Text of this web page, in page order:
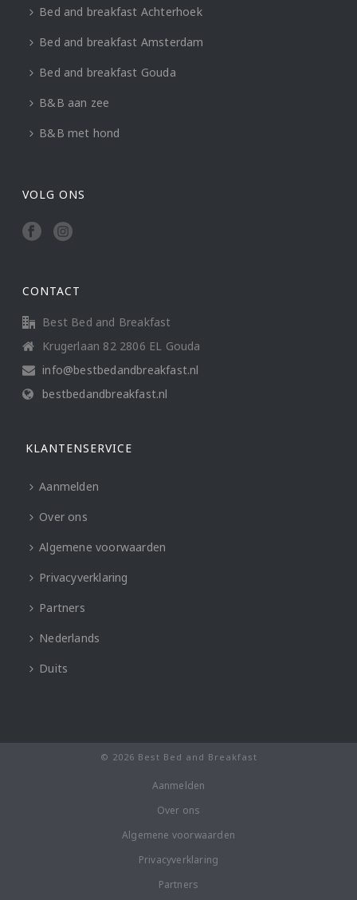
Bed and breakfast Achterhoek
Bed and breakfast Amsterdam
Bed and breakfast Gouda
B&B aan zee
B&B met hond
VOLG ONS
CONTACT
Best Bed and Breakfast
Krugerlaan 82 2806 EL Gouda
info@bestbedandbreakfast.nl
bestbedandbreakfast.nl
KLANTENSERVICE
Aanmelden
Over ons
Algemene voorwaarden
Privacyverklaring
Partners
Nederlands
Duits
© 2026 Best Bed and Breakfast
Aanmelden
Over ons
Algemene voorwaarden
Privacyverklaring
Partners